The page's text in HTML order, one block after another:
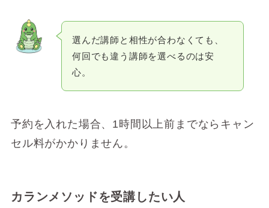
選んだ講師と相性が合わなくても、
何回でも違う講師を選べるのは安
心。
予約を入れた場合、1時間以上前までならキャン
セル料がかかりません。
カランメソッドを受講したい人